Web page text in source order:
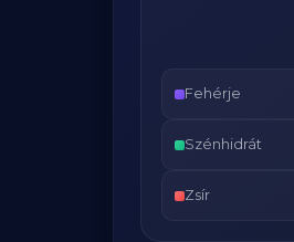
Fehérje
Szénhidrát
Zsír